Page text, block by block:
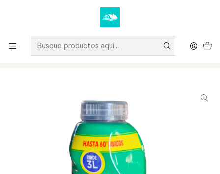
Elige tus productos y recibe tu compra a domicilio u oficina.
Ver condiciones de despacho
DETERGENTES
Detergente Liquido Rinso Para Diluir 500 ML